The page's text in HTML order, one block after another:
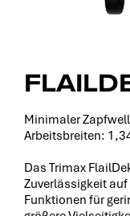
Minimaler
Arbeitsbreiten:
Das Trimax
Zuverlässigkeit
Funktionen für